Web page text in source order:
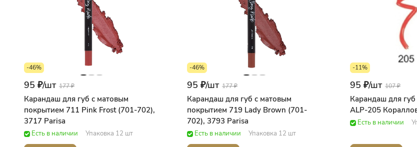
-46%
95 ₽/шт 177 ₽
Карандаш для губ с матовым
покрытием 711 Pink Frost (701-702),
3717 Parisa
Есть в наличии Упаковка 12 шт
-46%
95 ₽/шт 177 ₽
Карандаш для губ с матовым
покрытием 719 Lady Brown (701-
702), 3793 Parisa
Есть в наличии Упаковка 12 шт
-11%
95 ₽/шт 107 ₽
Карандаш для
ALP-205
Есть в наличии